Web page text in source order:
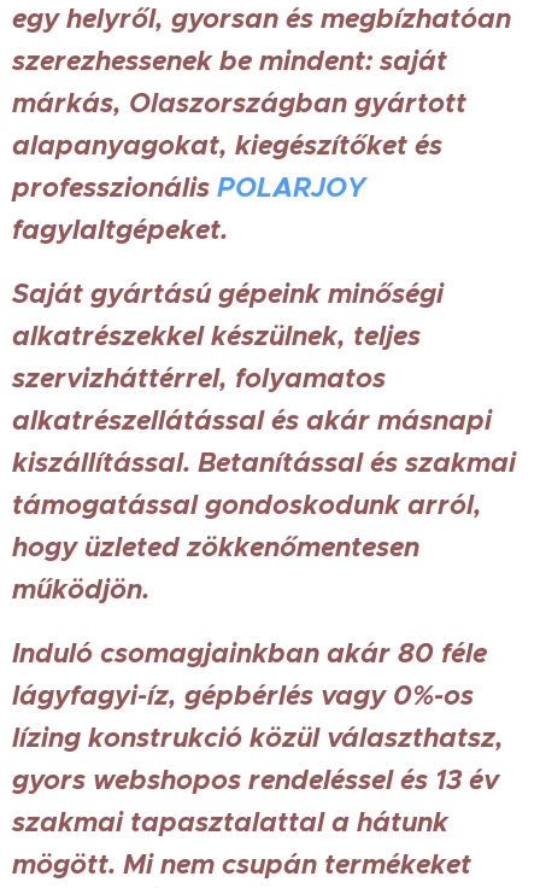
egy helyről, gyorsan és megbízhatóan
szerezhessenek be mindent: saját
márkás, Olaszországban gyártott
alapanyagokat, kiegészítőket és
professzionális POLARJOY
fagylaltgépeket.
Saját gyártású gépeink minőségi
alkatrészekkel készülnek, teljes
szervizháttérrel, folyamatos
alkatrészellátással és akár másnapi
kiszállítással. Betanítással és szakmai
támogatással gondoskodunk arról,
hogy üzleted zökkenőmentesen
működjön.
Induló csomagjainkban akár 80 féle
lágyfagyi-íz, gépbérlés vagy 0%-os
lízing konstrukció közül választhatsz,
gyors webshopos rendeléssel és 13 év
szakmai tapasztalattal a hátunk
mögött. Mi nem csupán termékeket